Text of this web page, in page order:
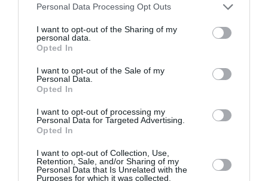
Personal Data Processing Opt Outs
I want to opt-out of the Sharing of my
personal data.
Opted In
I want to opt-out of the Sale of my
Personal Data.
Opted In
I want to opt-out of processing my
Personal Data for Targeted Advertising.
Opted In
I want to opt-out of Collection, Use,
Retention, Sale, and/or Sharing of my
Personal Data that Is Unrelated with the
Purposes for which it was collected.
never again… en plus cette liaison n’est pas quotidienne…
Quant aux Paris-Téhéran qui “sortent”, les plus “courts” sont
via l’Allemagne sur LH, ou via l’Italie sur AZ, mais ce dernier
n’est pas non plus quotidien :-)… Les moins chers via la
Turquie soir sur TK ou sur Pegasus… c’est ainsi!
Y’a aussi Austrian via Vienne…